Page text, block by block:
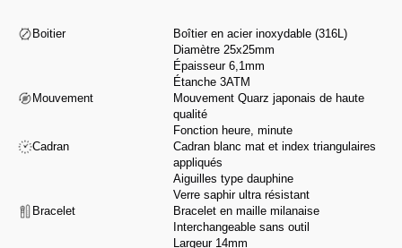
Boitier
Boîtier en acier inoxydable (316L)
Diamètre 25x25mm
Épaisseur 6,1mm
Étanche 3ATM
Mouvement
Mouvement Quarz japonais de haute
qualité
Fonction heure, minute
Cadran
Cadran blanc mat et index triangulaires
appliqués
Aiguilles type dauphine
Verre saphir ultra résistant
Bracelet
Bracelet en maille milanaise
Interchangeable sans outil
Largeur 14mm